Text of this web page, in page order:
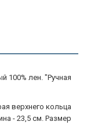
100% лен. "Ручная
верхнего кольца
- 23,5 см. Размер